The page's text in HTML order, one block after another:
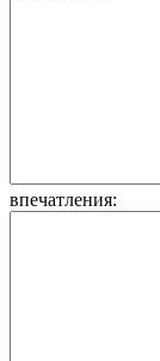
впечатления: